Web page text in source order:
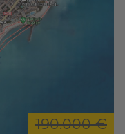
190.000 €